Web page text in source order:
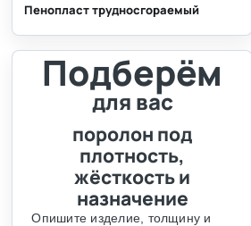
Пенопласт трудносгораемый
Подберём
для вас
поролон под
плотность,
жёсткость и
назначение
Опишите изделие, толщину и